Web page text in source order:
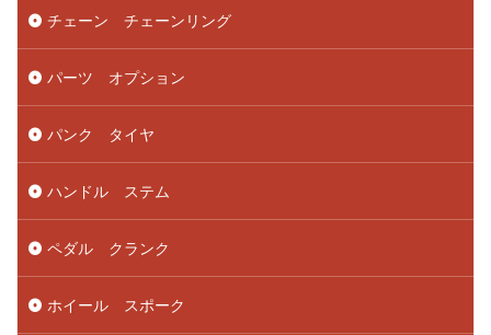
チェーン チェーンリング
パーツ オプション
パンク タイヤ
ハンドル ステム
ペダル クランク
ホイール スポーク